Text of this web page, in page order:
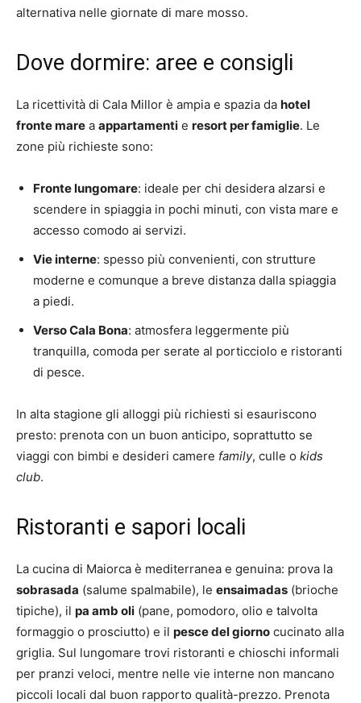
alternativa nelle giornate di mare mosso.
Dove dormire: aree e consigli
La ricettività di Cala Millor è ampia e spazia da hotel
fronte mare a appartamenti e resort per famiglie. Le
zone più richieste sono:
Fronte lungomare: ideale per chi desidera alzarsi e
scendere in spiaggia in pochi minuti, con vista mare e
accesso comodo ai servizi.
Vie interne: spesso più convenienti, con strutture
moderne e comunque a breve distanza dalla spiaggia
a piedi.
Verso Cala Bona: atmosfera leggermente più
tranquilla, comoda per serate al porticciolo e ristoranti
di pesce.
In alta stagione gli alloggi più richiesti si esauriscono
presto: prenota con un buon anticipo, soprattutto se
viaggi con bimbi e desideri camere family, culle o kids
club.
Ristoranti e sapori locali
La cucina di Maiorca è mediterranea e genuina: prova la
sobrasada (salume spalmabile), le ensaimadas (brioche
tipiche), il pa amb oli (pane, pomodoro, olio e talvolta
formaggio o prosciutto) e il pesce del giorno cucinato alla
griglia. Sul lungomare trovi ristoranti e chioschi informali
per pranzi veloci, mentre nelle vie interne non mancano
piccoli locali dal buon rapporto qualità-prezzo. Prenota